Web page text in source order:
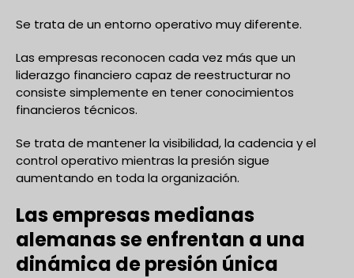
Se trata de un entorno operativo muy diferente.
Las empresas reconocen cada vez más que un
liderazgo financiero capaz de reestructurar no
consiste simplemente en tener conocimientos
financieros técnicos.
Se trata de mantener la visibilidad, la cadencia y el
control operativo mientras la presión sigue
aumentando en toda la organización.
Las empresas medianas
alemanas se enfrentan a una
dinámica de presión única